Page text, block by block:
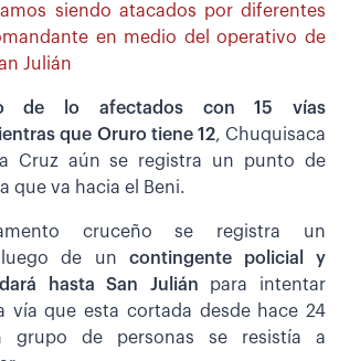
siendo atacados por diferentes
en medio del operativo de
Julián
de lo afectados con 15 vías
que Oruro tiene 12, Chuquisaca
Cruz aún se registra un punto de
que va hacia el Beni.
cruceño se registra un
luego de un contingente policial y
hasta San Julián para intentar
vía que esta cortada desde hace 24
grupo de personas se resistía a